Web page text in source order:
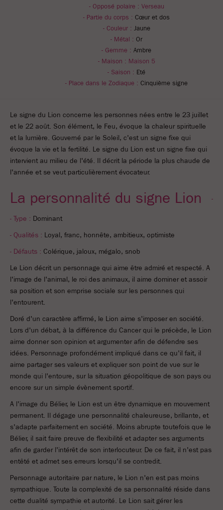
- Opposé polaire : Verseau
- Partie du corps : Cœur et dos
- Couleur : Jaune
- Métal : Or
- Gemme : Ambre
- Maison : Maison 5
- Saison : Eté
- Place dans le Zodiaque : Cinquième signe
Le signe du Lion concerne les personnes nées entre le 23 juillet
et le 22 août. Son élément, le Feu, évoque la chaleur spirituelle
et la lumière. Gouverné par le Soleil, c'est un signe fixe qui
évoque la vie et la fertilité. Le signe du Lion est un signe fixe qui
intervient au milieu de l'été. Il décrit la période la plus chaude de
l'année et se veut particulièrement évocateur.
La personnalité du signe Lion
- Type : Dominant
- Qualités : Loyal, franc, honnête, ambitieux, optimiste
- Défauts : Colérique, jaloux, mégalo, snob
Le Lion décrit un personnage qui aime être admiré et respecté. A
l'image de l'animal, le roi des animaux, il aime dominer et assoir
sa position et son emprise sociale sur les personnes qui
l'entourent.
Doré d'un caractère affirmé, le Lion aime s'imposer en société.
Lors d'un débat, à la différence du Cancer qui le précède, le Lion
aime donner son opinion et argumenter afin de défendre ses
idées. Personnage profondément impliqué dans ce qu'il fait, il
aime partager ses valeurs et expliquer son point de vue sur le
monde qui l'entoure, sur la situation géopolitique de son pays ou
encore sur un simple évènement sportif.
A l'image du Bélier, le Lion est un être dynamique en mouvement
permanent. Il dégage une personnalité chaleureuse, brillante, et
s'adapte parfaitement en société. Moins abrupte toutefois que le
Bélier, il sait faire preuve de flexibilité et adapter ses arguments
afin de garder l'intérêt de son interlocuteur. De ce fait, il n'est pas
entêté et admet ses erreurs lorsqu'il se contredit.
Personnage autoritaire par nature, le Lion n'en est pas moins
sympathique. Toute la complexité de sa personnalité réside dans
cette dualité sympathie et autorité. Le Lion sait gérer les